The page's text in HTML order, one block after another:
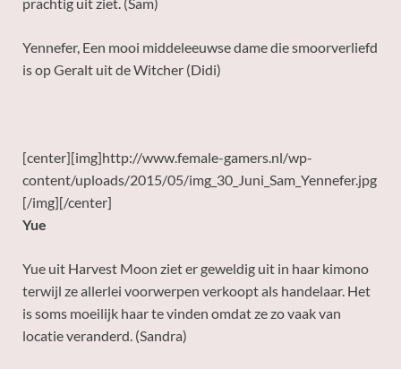
Yennefer, Een mooi middeleeuwse dame die smoorverliefd
is op Geralt uit de Witcher (Didi)
[center][img]http://www.female-gamers.nl/wp-
content/uploads/2015/05/img_30_Juni_Sam_Yennefer.jpg
[/img][/center]
Yue
Yue uit Harvest Moon ziet er geweldig uit in haar kimono
terwijl ze allerlei voorwerpen verkoopt als handelaar. Het
is soms moeilijk haar te vinden omdat ze zo vaak van
locatie veranderd. (Sandra)